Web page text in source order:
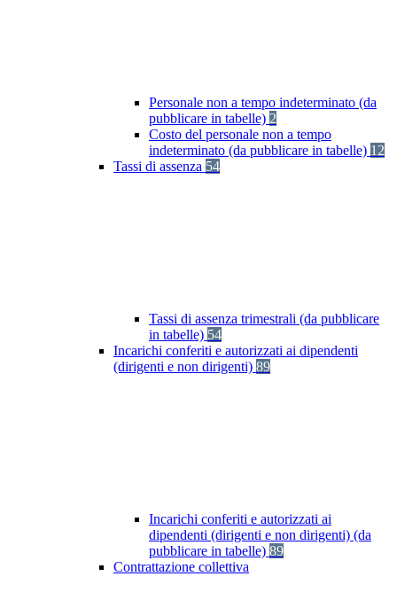
Personale non a tempo indeterminato (da
pubblicare in tabelle) 2
Costo del personale non a tempo
indeterminato (da pubblicare in tabelle) 12
Tassi di assenza 54
Tassi di assenza trimestrali (da pubblicare
in tabelle) 54
Incarichi conferiti e autorizzati ai dipendenti
(dirigenti e non dirigenti) 89
Incarichi conferiti e autorizzati ai
dipendenti (dirigenti e non dirigenti) (da
pubblicare in tabelle) 89
Contrattazione collettiva